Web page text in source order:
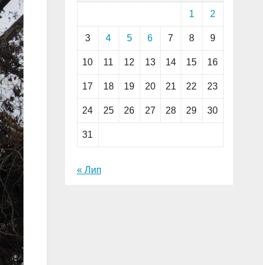
1 2
3 4 5 6 7 8 9
10 11 12 13 14 15 16
17 18 19 20 21 22 23
24 25 26 27 28 29 30
31
« Лип